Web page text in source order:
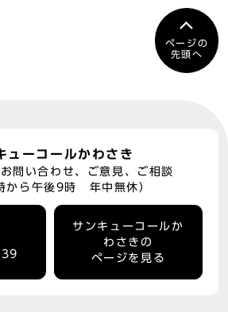
ページの
先頭へ
ューコールかわさき
問い合わせ、ご意見、ご相談
から午後9時 年中無休）
サンキューコールか
わさきの
ページを見る